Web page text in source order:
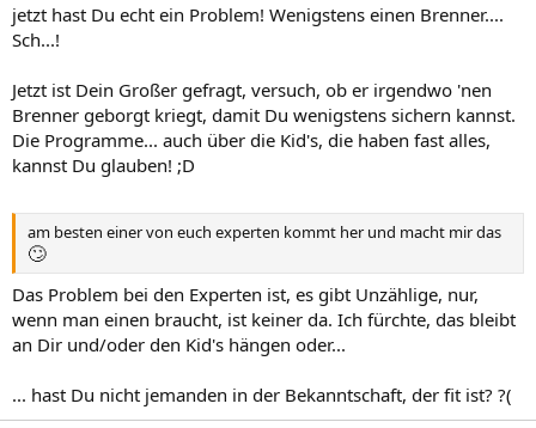
jetzt hast Du echt ein Problem! Wenigstens einen Brenner....
Sch...!
Jetzt ist Dein Großer gefragt, versuch, ob er irgendwo 'nen
Brenner geborgt kriegt, damit Du wenigstens sichern kannst.
Die Programme... auch über die Kid's, die haben fast alles,
kannst Du glauben! ;D
am besten einer von euch experten kommt her und macht mir das
🙄
Das Problem bei den Experten ist, es gibt Unzählige, nur,
wenn man einen braucht, ist keiner da. Ich fürchte, das bleibt
an Dir und/oder den Kid's hängen oder...
... hast Du nicht jemanden in der Bekanntschaft, der fit ist? ?(